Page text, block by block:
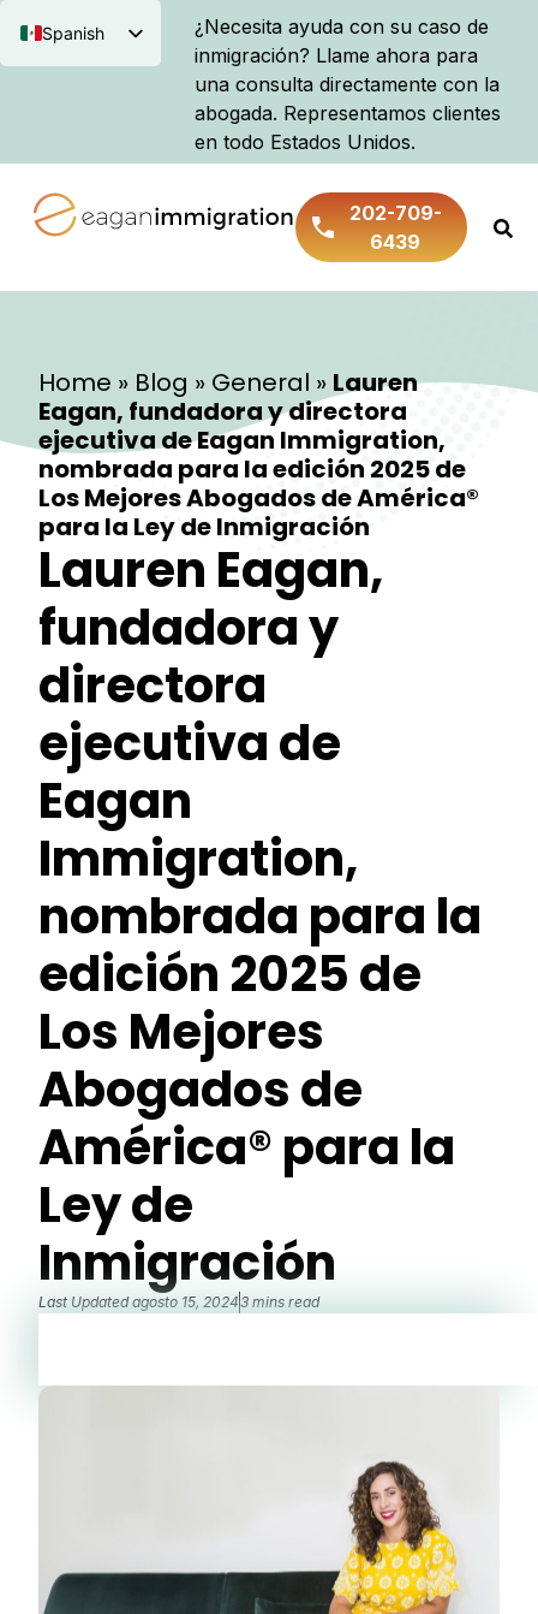
¿Necesita ayuda con su caso de
inmigración? Llame ahora para
una consulta directamente con la
abogada. Representamos clientes
en todo Estados Unidos.
Spanish
English
202-709-
6439
Home » Blog » General » Lauren
Eagan, fundadora y directora
ejecutiva de Eagan Immigration,
nombrada para la edición 2025 de
Los Mejores Abogados de América®
para la Ley de Inmigración
Lauren Eagan,
fundadora y
directora
ejecutiva de
Eagan
Immigration,
nombrada para la
edición 2025 de
Los Mejores
Abogados de
América® para la
Ley de
Inmigración
Last Updated agosto 15, 20243 mins read